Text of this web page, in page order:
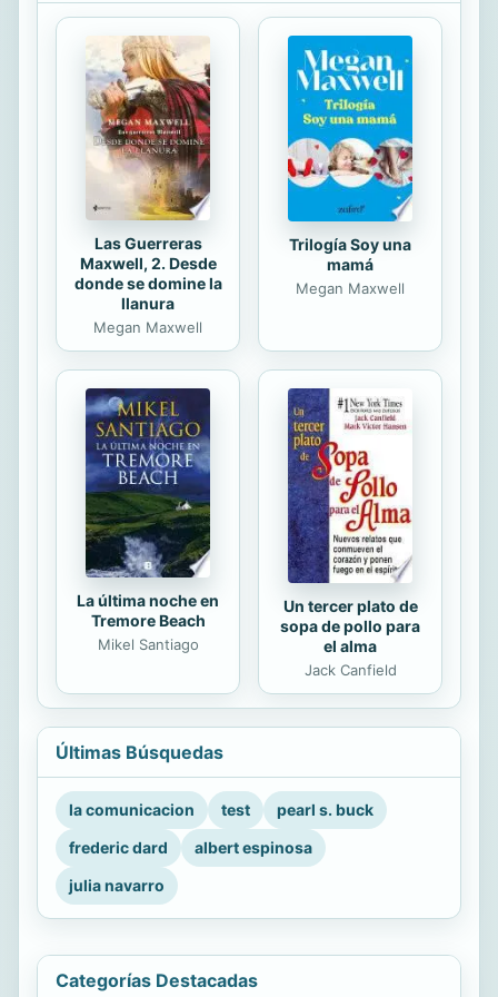
marqueses, como señorita de
compañía de la aristócrata; utilizada
por la marquesa para sus desgajes
lujurioso, enamorándose de Ana
Circe. Con el asesinato provocado
por uno de los sobrino de la
aristócrata contra un hermano de
Ana Circe, se...
Las Guerreras
Maxwell, 2. Desde
donde se domine la
llanura
Megan Maxwell
Trilogía Soy una
mamá
Megan Maxwell
La última noche en
Tremore Beach
Mikel Santiago
Un tercer plato de
sopa de pollo para
el alma
Jack Canfield
Últimas Búsquedas
la comunicacion test
pearl s. buck
frederic dard
albert espinosa
julia navarro
Categorías Destacadas